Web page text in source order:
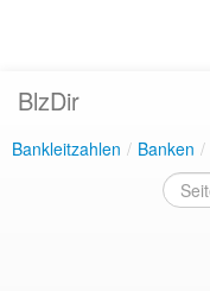
BlzDir
Bankleitzahlen / Banken /